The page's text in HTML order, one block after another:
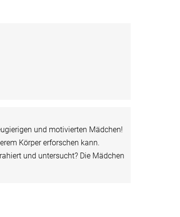
und motivierten Mädchen!
Körper erforschen kann.
und untersucht? Die Mädchen